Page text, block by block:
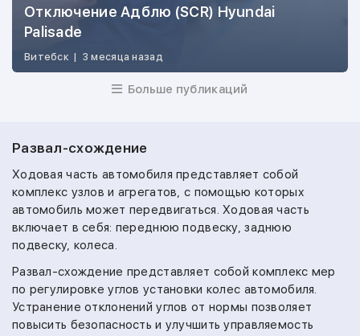
Отключение Адблю (SCR) Hyundai
Palisade
Витебск | 3 месяца назад
Больше публикаций
Развал-схождение
Ходовая часть автомобиля представляет собой
комплекс узлов и агрегатов, с помощью которых
автомобиль может передвигаться. Ходовая часть
включает в себя: переднюю подвеску, заднюю
подвеску, колеса.
Развал-схождение представляет собой комплекс мер
по регулировке углов установки колес автомобиля.
Устранение отклонений углов от нормы позволяет
повысить безопасность и улучшить управляемость